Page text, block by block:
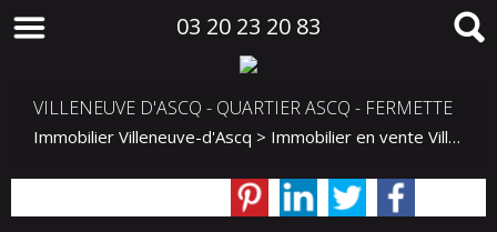
03 20 23 20 83
VILLENEUVE D'ASCQ - QUARTIER ASCQ - FERMETTE
Immobilier Villeneuve-d'Ascq > Immobilier en vente Villeneuve-d'Ascq